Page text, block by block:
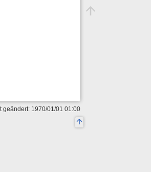
geändert: 1970/01/01 01:00